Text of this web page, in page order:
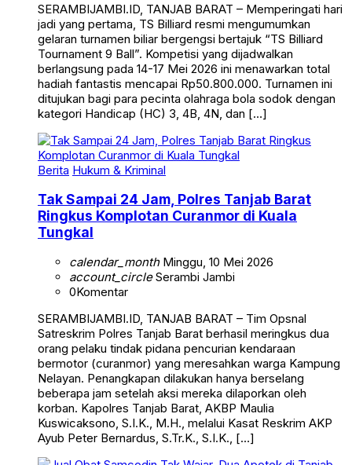
jadi yang pertama, TS Billiard resmi mengumumkan
gelaran turnamen biliar bergengsi bertajuk “TS Billiard
Tournament 9 Ball”. Kompetisi yang dijadwalkan
berlangsung pada 14-17 Mei 2026 ini menawarkan total
hadiah fantastis mencapai Rp50.800.000. Turnamen ini
ditujukan bagi para pecinta olahraga bola sodok dengan
kategori Handicap (HC) 3, 4B, 4N, dan […]
Berita Hukum & Kriminal
Ringkus Komplotan Curanmor di Kuala
Tungkal
account_circleSerambi Jambi
0Komentar
Satreskrim Polres Tanjab Barat berhasil meringkus dua
orang pelaku tindak pidana pencurian kendaraan
bermotor (curanmor) yang meresahkan warga Kampung
Nelayan. Penangkapan dilakukan hanya berselang
beberapa jam setelah aksi mereka dilaporkan oleh
korban. Kapolres Tanjab Barat, AKBP Maulia
Kuswicaksono, S.I.K., M.H., melalui Kasat Reskrim AKP
Ayub Peter Bernardus, S.Tr.K., S.I.K., […]